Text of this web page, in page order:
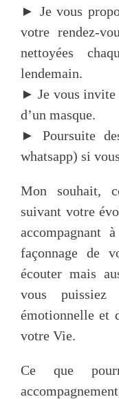
► Je vous
votre rendez-
nettoyées
lendemain.
► Je vous invite
d’un masque.
► Poursuite
whatsapp) si
Mon souhait,
suivant votre
accompagnant
façonnage de
écouter mais
vous puissiez
émotionnelle et
votre Vie.
Ce que